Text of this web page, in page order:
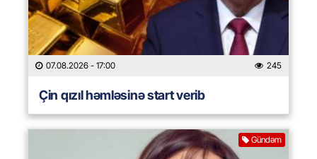
07.08.2026 - 17:00 245
Çin qızıl həmləsinə start verib
Gündəm